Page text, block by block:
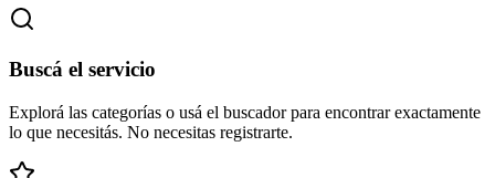
Buscá el servicio
Explorá las categorías o usá el buscador para encontrar exactamente
lo que necesitás. No necesitas registrarte.